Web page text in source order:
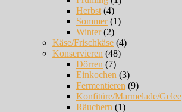
Herbst (4)
Sommer(1)
Winter(2)
Käse/Frischkäse (4)
Konservieren (48)
Dörren (7)
Einkochen (3)
Fermentieren (9)
Konfitüre/Marmelade/Gelee
Räuchern (1)